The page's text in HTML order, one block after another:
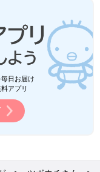
日お届け
アプリ